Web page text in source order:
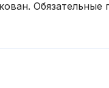
Обязательные